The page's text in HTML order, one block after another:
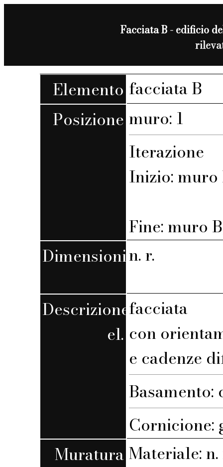
Facciata B - edificio
Elemento facciata B
Posizione muro: 1
Iterazione
Inizio: muro
Fine: muro
Dimensionin. r.
Descrizione
el.
facciata
con
e cadenze
Cornicione:
Muratura Materiale: n.